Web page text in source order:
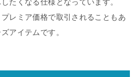
たくなる仕様となっています。
レミア価格で取引されることもあ
アイテムです。